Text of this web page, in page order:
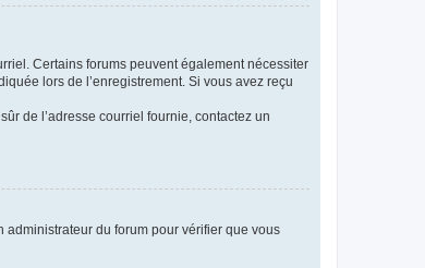
Certains forums peuvent également nécessiter
lors de l’enregistrement. Si vous avez reçu
de l’adresse courriel fournie, contactez un
administrateur du forum pour vérifier que vous